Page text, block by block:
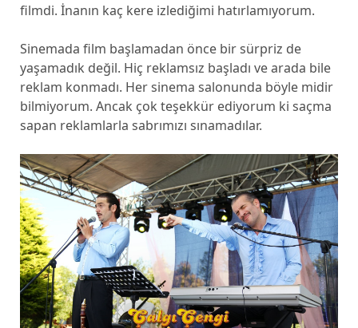
filmdi. İnanın kaç kere izlediğimi hatırlamıyorum.
Sinemada film başlamadan önce bir sürpriz de
yaşamadık değil. Hiç reklamsız başladı ve arada bile
reklam konmadı. Her sinema salonunda böyle midir
bilmiyorum. Ancak çok teşekkür ediyorum ki saçma
sapan reklamlarla sabrımızı sınamadılar.